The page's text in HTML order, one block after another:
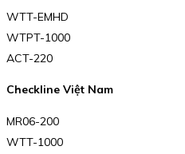
WTT-EMHD
WTPT-1000
ACT-220
Checkline Việt Nam
MR06-200
WTT-1000